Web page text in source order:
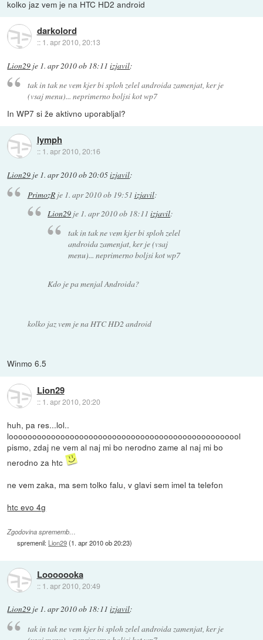
kolko jaz vem je na HTC HD2 android
darkolord
:: 1. apr 2010, 20:13
Lion29 je 1. apr 2010 ob 18:11 izjavil:
tak in tak ne vem kjer bi sploh zelel androida zamenjat, ker je
(vsaj menu)... neprimerno boljsi kot wp7
In WP7 si že aktivno uporabljal?
lymph
:: 1. apr 2010, 20:16
Lion29 je 1. apr 2010 ob 20:05izjavil:
PrimozRje 1. apr 2010 ob 19:51 izjavil:
Lion29 je 1. apr 2010 ob 18:11 izjavil:
tak in tak ne vem kjer bi sploh zelel
androida zamenjat, ker je (vsaj
menu)... neprimerno boljsi kot wp7
Kdo je pa menjal Androida?
kolko jaz vem je na HTC HD2 android
Winmo 6.5
Lion29
:: 1. apr 2010, 20:20
huh, pa res...lol..
loooooooooooooooooooooooooooooooooooooooooooooooool
pismo, zdaj ne vem al naj mi bo nerodno zame al naj mi bo
nerodno za htc
ne vem zaka, ma sem tolko falu, v glavi sem imel ta telefon
htc evo 4g
Zgodovina sprememb…
spremenil: Lion29(1. apr 2010 ob 20:23)
Looooooka
:: 1. apr 2010, 20:49
Lion29 je 1. apr 2010 ob 18:11 izjavil:
tak in tak ne vem kjer bi sploh zelel androida zamenjat, ker je